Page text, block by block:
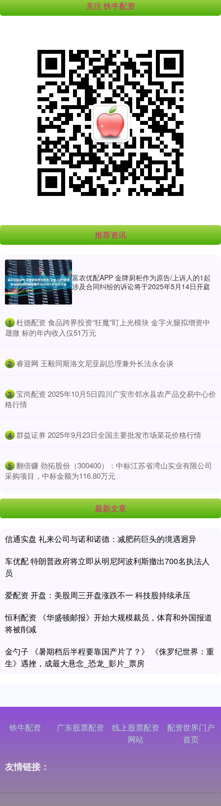
关注 铁牛配资
推荐资讯
富农优配APP 金牌厨柜作为原告/上诉人的1起
涉及合同纠纷的诉讼将于2025年5月14日开庭
1 ​杜德配资 食品跨界投资“狂魔”盯上光模块 金字火腿拟增资中
晟微 标的年内收入仅51万元
2 ​睿迎网 王毅同斯洛文尼亚副总理兼外长法永会谈
3 ​宝尚配资 2025年10月5日四川广安市邻水县农产品交易中心价
格行情
4 ​群益证券 2025年9月23日全国主要批发市场菜花价格行情
5 ​翻倍赚 劲拓股份（300400）：中标江苏省湾山实业有限公司
采购项目，中标金额为116.80万元
最新文章
信通实盘 礼来公司与诺和诺德：减肥药巨头的境遇迥异
车优配 特朗普政府将立即从明尼阿波利斯撤出700名执法人
员
爱配资 开盘：美股周三开盘涨跌不一 科技股持续承压
恒利配资 《华盛顿邮报》开始大规模裁员，体育和外国报道
将被削减
金勺子 《暑期档后半程要靠国产片了？》 《侏罗纪世界：重
生》遇挫，成最大悬念_恐龙_影片_票房
铁牛配资 广东股票配资
线上股票配资
网站
配资世界门户
首页
友情链接：